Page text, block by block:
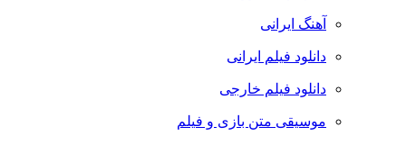
آهنگ ایرانی
دانلود فیلم ایرانی
دانلود فیلم خارجی
موسیقی متن بازی و فیلم